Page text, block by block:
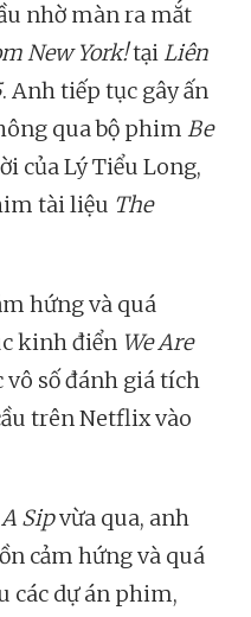
nhờ màn ra mắt
New York!tạiLiên
. Anh tiếp tục gây ấn
qua bộ phim Be
của Lý Tiểu Long,
tài liệu The
hứng và quá
kinh điển We Are
vô số đánh giá tích
trên Netflix vào
Sipvừa qua, anh
cảm hứng và quá
các dự án phim,